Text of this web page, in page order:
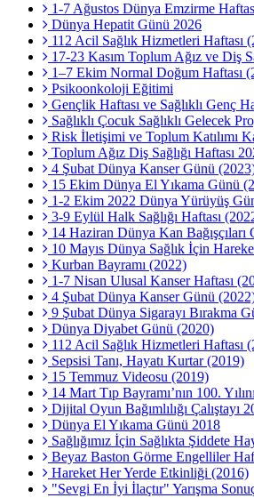
1-7 Ağustos Dünya Emzirme
Dünya Hepatit Günü 2026
112 Acil Sağlık Hizmetleri Haftası
17-23 Kasım Toplum Ağız ve Diş
1–7 Ekim Normal Doğum Haftası
Psikoonkoloji Eğitimi
Gençlik Haftası ve Sağlıklı Genç
Sağlıklı Çocuk Sağlıklı Gelecek
Risk İletişimi ve Toplum Katılımı
Toplum Ağız Diş Sağlığı Haftası
4 Şubat Dünya Kanser Günü
15 Ekim Dünya El Yıkama Günü
1-2 Ekim 2022 Dünya Yürüyüş
3-9 Eylül Halk Sağlığı Haftası
14 Haziran Dünya Kan Bağışçıları
10 Mayıs Dünya Sağlık İçin
Kurban Bayramı (2022)
1-7 Nisan Ulusal Kanser Haftası
4 Şubat Dünya Kanser Günü
9 Şubat Dünya Sigarayı Bırakma
Dünya Diyabet Günü (2020)
112 Acil Sağlık Hizmetleri Haftası
Sepsisi Tanı, Hayatı Kurtar (2019)
15 Temmuz Videosu (2019)
14 Mart Tıp Bayramı’nın 100.
Dijital Oyun Bağımlılığı Çalıştayı
Dünya El Yıkama Günü 2018
Sağlığımız İçin Sağlıkta Şiddete
Beyaz Baston Görme Engelliler
Hareket Her Yerde Etkinliği (2016)
"Sevgi En İyi İlaçtır" Yarışma